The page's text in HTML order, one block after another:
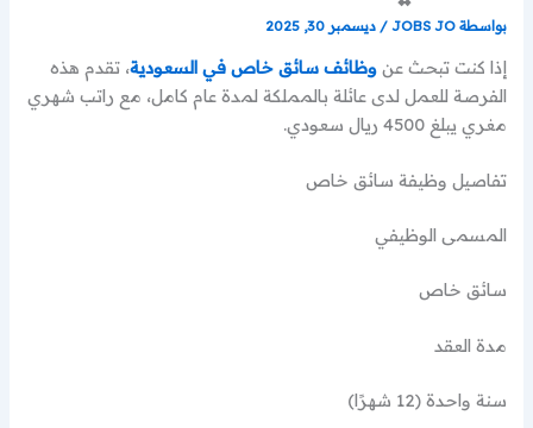
بواسطة JOBS JO
/ديسمبر 30, 2025
إذا كنت تبحث عنوظائف سائق خاص في السعودية، تقدم هذه
الفرصة للعمل لدى عائلة بالمملكة لمدة عام كامل، مع راتب شهري
مغري يبلغ 4500 ريال سعودي.
تفاصيل وظيفة سائق خاص
المسمى الوظيفي
سائق خاص
مدة العقد
سنة واحدة (12 شهرًا)